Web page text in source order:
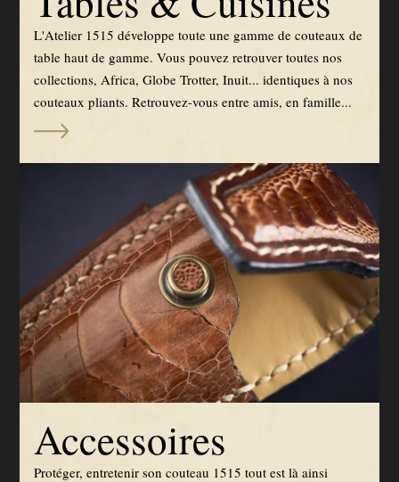
L'Atelier 1515 développe toute une gamme de couteaux de
table haut de gamme. Vous pouvez retrouver toutes nos
collections, Africa, Globe Trotter, Inuit... identiques à nos
couteaux pliants. Retrouvez-vous entre amis, en famille...
Accessoires
Protéger, entretenir son couteau 1515 tout est là ainsi